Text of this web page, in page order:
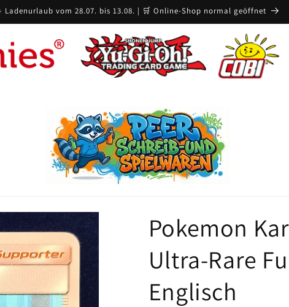
Ladenurlaub vom 28.07. bis 13.08. | 🛒 Online-Shop normal geöffnet
Pokemon
Ultra-Rare
Englisch